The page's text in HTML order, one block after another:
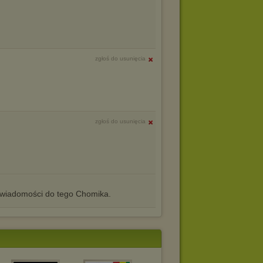
zgłoś do usunięcia
zgłoś do usunięcia
do tego Chomika.